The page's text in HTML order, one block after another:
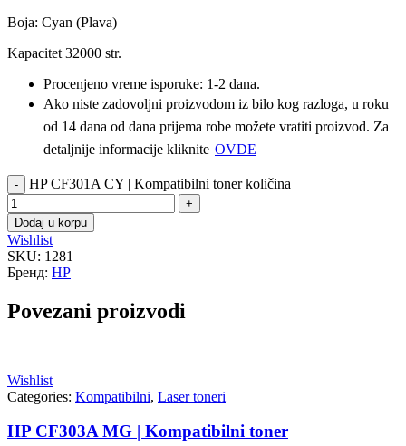
Boja: Cyan (Plava)
Kapacitet 32000 str.
Procenjeno vreme isporuke: 1-2 dana.
Ako niste zadovoljni proizvodom iz bilo kog razloga, u roku
od 14 dana od dana prijema robe možete vratiti proizvod. Za
detaljnije informacije kliknite OVDE
HP CF301A CY | Kompatibilni toner količina
Dodaj u korpu
Wishlist
SKU: 1281
Бренд: HP
Povezani proizvodi
Wishlist
Categories: Kompatibilni, Laser toneri
HP CF303A MG | Kompatibilni toner